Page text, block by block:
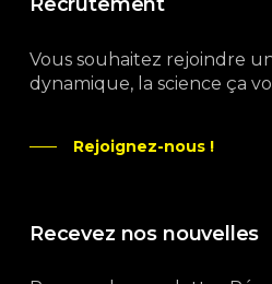
Vous souhaitez rejoindre
dynamique, la science ça
Rejoignez-nous !
Recevez nos nouvelles